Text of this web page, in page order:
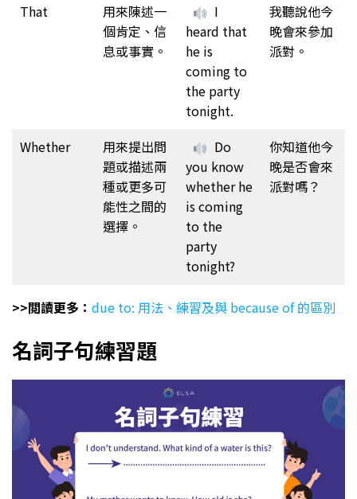
That
用來陳述一
個肯定、信
息或事實。
I
heard that
he is
coming to
the party
tonight.
我聽說他今
晚會來參加
派對。
Whether
用來提出問
題或描述兩
種或更多可
能性之間的
選擇。
Do
you know
whether he
is coming
to the
party
tonight?
你知道他今
晚是否會來
派對嗎？
>>閲讀更多： due to: 用法、練習及與 because of 的區別
名詞子句練習題